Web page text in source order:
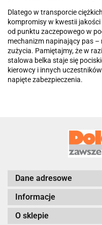
Dlatego w transporcie
kompromisy w kwestii
od punktu zaczepowego w
mechanizm napinający pas
zużycia. Pamiętajmy, że w
stalowa belka staje się
kierowcy i innych
napięte zabezpieczenia.
Dane adresowe
Informacje
O sklepie